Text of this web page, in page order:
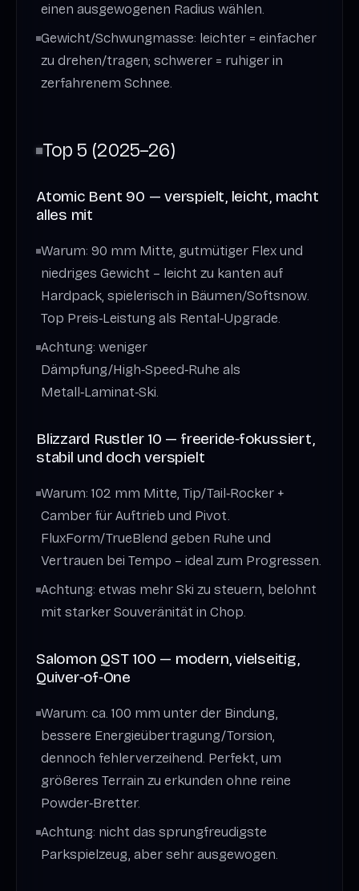
einen ausgewogenen Radius wählen.
Gewicht/Schwungmasse: leichter = einfacher
zu drehen/tragen; schwerer = ruhiger in
zerfahrenem Schnee.
Top 5 (2025–26)
Atomic Bent 90 — verspielt, leicht, macht
alles mit
Warum: 90 mm Mitte, gutmütiger Flex und
niedriges Gewicht – leicht zu kanten auf
Hardpack, spielerisch in Bäumen/Softsnow.
Top Preis‑Leistung als Rental‑Upgrade.
Achtung: weniger
Dämpfung/High‑Speed‑Ruhe als
Metall‑Laminat‑Ski.
Blizzard Rustler 10 — freeride‑fokussiert,
stabil und doch verspielt
Warum: 102 mm Mitte, Tip/Tail‑Rocker +
Camber für Auftrieb und Pivot.
FluxForm/TrueBlend geben Ruhe und
Vertrauen bei Tempo – ideal zum Progressen.
Achtung: etwas mehr Ski zu steuern, belohnt
mit starker Souveränität in Chop.
Salomon QST 100 — modern, vielseitig,
Quiver‑of‑One
Warum: ca. 100 mm unter der Bindung,
bessere Energieübertragung/Torsion,
dennoch fehlerverzeihend. Perfekt, um
größeres Terrain zu erkunden ohne reine
Powder‑Bretter.
Achtung: nicht das sprungfreudigste
Parkspielzeug, aber sehr ausgewogen.